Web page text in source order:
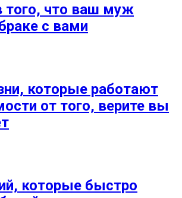
того, что ваш муж
с вами
которые работают
от того, верите вы
которые быстро